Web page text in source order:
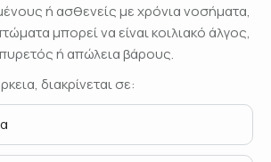
ή ασθενείς με χρόνια νοσήματα,
μπορεί να είναι κοιλιακό άλγος,
ή απώλεια βάρους.
διακρίνεται σε: